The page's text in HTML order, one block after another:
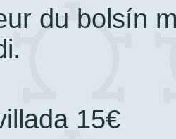
du bolsín
15€